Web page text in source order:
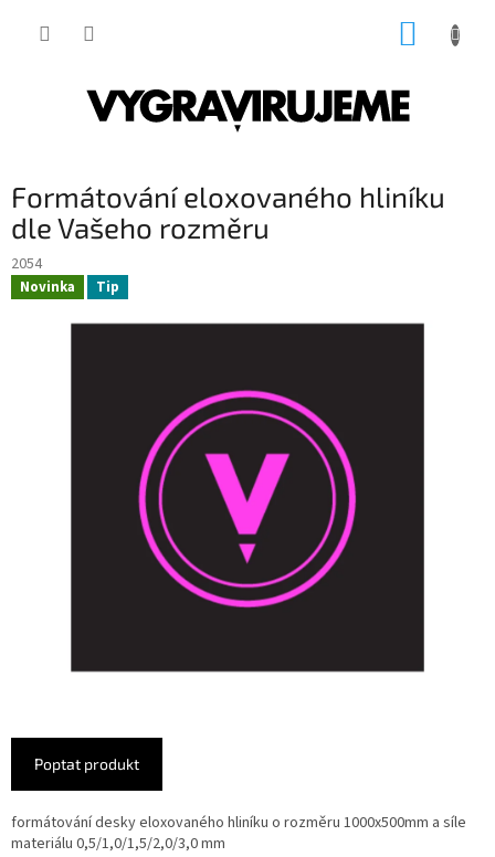
Formátování eloxovaného hliníku
dle Vašeho rozměru
2054
Novinka Tip
Poptat produkt
formátování desky eloxovaného hliníku o rozměru 1000x500mm a síle
materiálu 0,5/1,0/1,5/2,0/3,0 mm